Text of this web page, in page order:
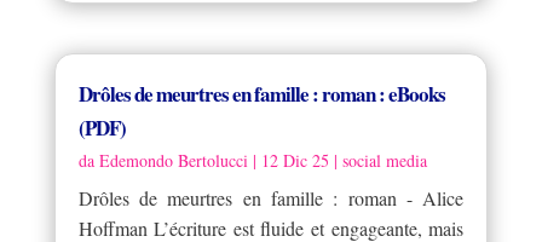
Drôles de meurtres en famille : roman : eBooks
(PDF)
da Edemondo Bertolucci| 12 Dic 25 | social media
Drôles de meurtres en famille : roman - Alice
Hoffman L’écriture est fluide et engageante, mais